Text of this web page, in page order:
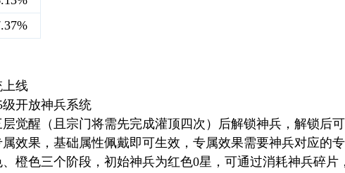
上线
开放神兵系统
觉醒（且宗门将需先完成灌顶四次）后解锁神兵，解锁后
效果，基础属性佩戴即可生效，专属效果需要神兵对应的
橙色三个阶段，初始神兵为红色0星，可通过消耗神兵碎片